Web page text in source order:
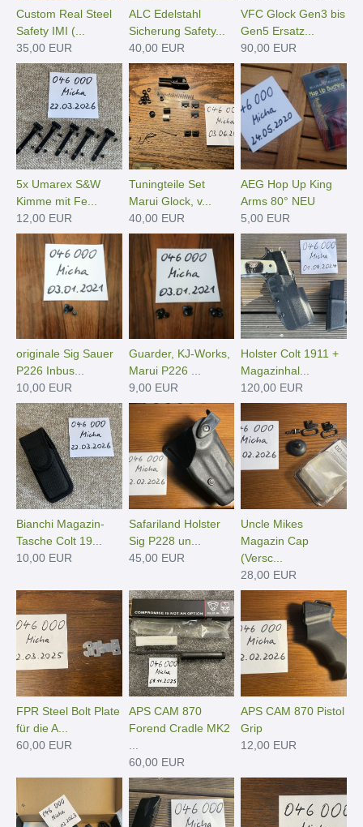
Custom Real Steel
Safety IMI (...
35,00 EUR
ALC Edelstahl
Sicherung Safety...
40,00 EUR
VFC Glock Gen3 bis
Gen5 Ersatz...
90,00 EUR
5x Umarex S&W
Kimme mit Fe...
12,00 EUR
Tuningteile Set
Marui Glock, v...
40,00 EUR
AEG Hop Up King
Arms 80° NEU
5,00 EUR
originale Sig Sauer
P226 Inbus...
10,00 EUR
Guarder, KJ-Works,
Marui P226 ...
9,00 EUR
Holster Colt 1911 +
Magazinhal...
120,00 EUR
Bianchi Magazin-
Tasche Colt 19...
10,00 EUR
Safariland Holster
Sig P228 un...
45,00 EUR
Uncle Mikes
Magazin Cap
(Versc...
28,00 EUR
FPR Steel Bolt Plate
für die A...
60,00 EUR
APS CAM 870
Forend Cradle MK2
60,00 EUR
APS CAM 870 Pistol
Grip
12,00 EUR